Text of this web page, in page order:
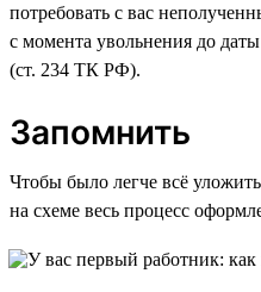
потребовать с вас
с момента увольнения до
(ст. 234 ТК РФ).
Запомнить
Чтобы было легче всё
на схеме весь процесс